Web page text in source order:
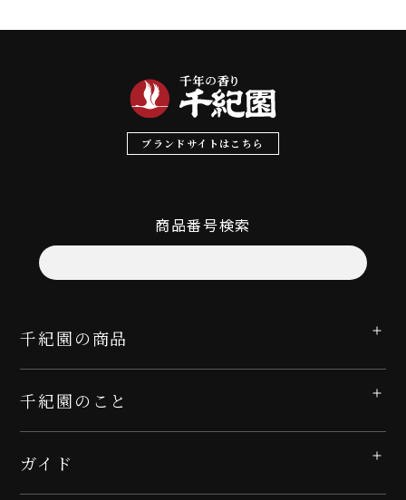
ブランドサイトはこちら
商品番号検索
千紀園の商品
千紀園のこと
ガイド